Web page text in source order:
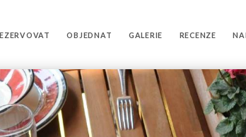
OBJEDNAT GALERIE RECENZE